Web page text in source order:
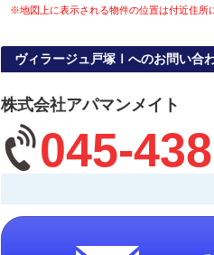
※地図上に表示される物件の位置は付近住所
ヴィラージュ戸塚Ⅰへのお問い合
株式会社アパマンメイト
045-